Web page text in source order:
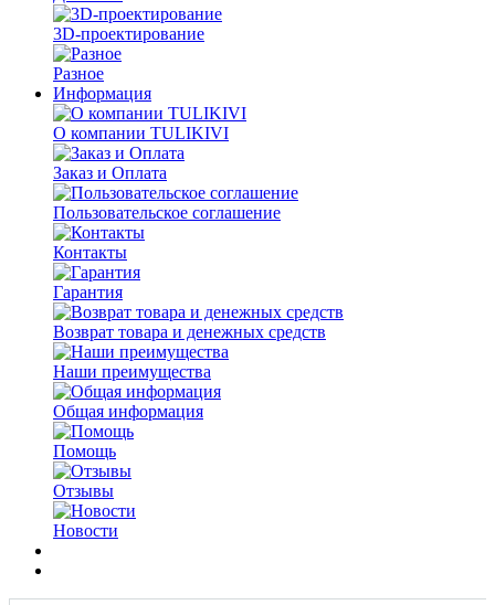
3D-проектирование
Разное
Информация
О компании TULIKIVI
Заказ и Оплата
Пользовательское соглашение
Контакты
Гарантия
Возврат товара и денежных средств
Наши преимущества
Общая информация
Помощь
Отзывы
Новости